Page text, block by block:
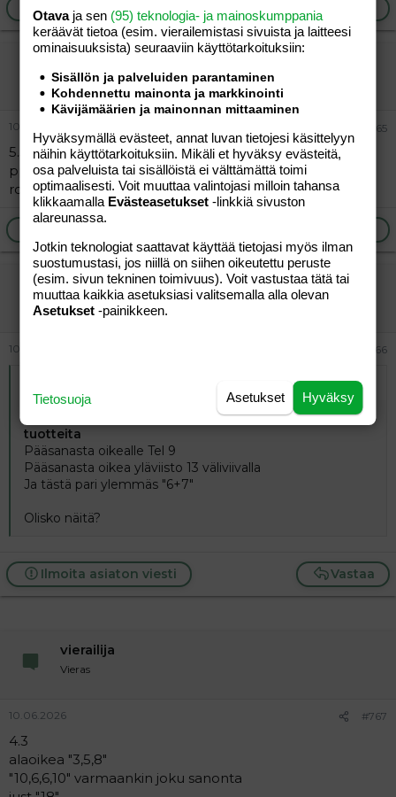
Ilmoita asiaton viesti
Vieras
10.06.2026 #765
5.5
ppr = rit kun
ros tap = ...logia
Lukija2k26
Jäsen
10.06.2026 #766
1.2 pääsanan alapuolella emp 13näiltä voi ostaa
tuotteita
Pääsanasta oikealle Tel 9
Pääsanasta oikea yläviisto 13 väliviivalla
Ja tästä pari ylemmäs "6+7"
Olisko näitä?
Vastaa
Ilmoita asiaton viesti
vierailija
Vieras
10.06.2026 #767
4.3
alaoikea "3,5,8"
"10,6,6,10" varmaankin joku sanonta
Otavaja sen (95) teknologia- ja mainoskumppania
keräävät tietoa (esim. vierailemis­tasi sivuista ja laitteesi
ominaisuuk­sista) seuraaviin käyttötarkoituksiin:
Sisällön ja palveluiden parantaminen
Kohdennettu mainonta ja markkinointi
Kävijämäärien ja mainonnan mittaaminen
Hyväksymällä evästeet, annat luvan tietojesi käsittelyyn
näihin käyttötarkoituksiin. Mikäli et hyväksy evästeitä,
osa palveluista tai sisällöistä ei välttämättä toimi
optimaalisesti. Voit muuttaa valintojasi milloin tahansa
klikkaamalla Evästeasetukset -linkkiä sivuston
alareunassa.
Jotkin teknologiat saattavat käyttää tietojasi myös ilman
suostumustasi, jos niillä on siihen oikeutettu peruste
(esim. sivun tekninen toimivuus). Voit vastustaa tätä tai
muuttaa kaikkia asetuksiasi valitsemalla alla olevan
Asetukset -painikkeen.
Hyväksy
Asetukset
Tietosuoja